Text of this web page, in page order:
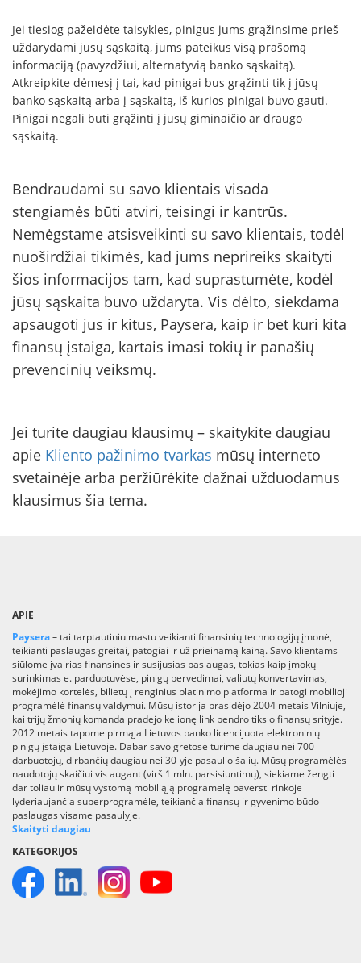
Jei tiesiog pažeidėte taisykles, pinigus jums grąžinsime prieš
uždarydami jūsų sąskaitą, jums pateikus visą prašomą
informaciją (pavyzdžiui, alternatyvią banko sąskaitą).
Atkreipkite dėmesį į tai, kad pinigai bus grąžinti tik į jūsų
banko sąskaitą arba į sąskaitą, iš kurios pinigai buvo gauti.
Pinigai negali būti grąžinti į jūsų giminaičio ar draugo
sąskaitą.
Bendraudami su savo klientais visada
stengiamės būti atviri, teisingi ir kantrūs.
Nemėgstame atsisveikinti su savo klientais, todėl
nuoširdžiai tikimės, kad jums neprireiks skaityti
šios informacijos tam, kad suprastumėte, kodėl
jūsų sąskaita buvo uždaryta. Vis dėlto, siekdama
apsaugoti jus ir kitus, Paysera, kaip ir bet kuri kita
finansų įstaiga, kartais imasi tokių ir panašių
prevencinių veiksmų.
Jei turite daugiau klausimų – skaitykite daugiau
apie Kliento pažinimo tvarkas mūsų interneto
svetainėje arba peržiūrėkite dažnai užduodamus
klausimus šia tema.
APIE
Paysera– tai tarptautiniu mastu veikianti finansinių technologijų įmonė,
teikianti paslaugas greitai, patogiai ir už prieinamą kainą. Savo klientams
siūlome įvairias finansines ir susijusias paslaugas, tokias kaip įmokų
surinkimas e. parduotuvėse, pinigų pervedimai, valiutų konvertavimas,
mokėjimo kortelės, bilietų į renginius platinimo platforma ir patogi mobilioji
programėlė finansų valdymui. Mūsų istorija prasidėjo 2004 metais Vilniuje,
kai trijų žmonių komanda pradėjo kelionę link bendro tikslo finansų srityje.
2012 metais tapome pirmąja Lietuvos banko licencijuota elektroninių
pinigų įstaiga Lietuvoje. Dabar savo gretose turime daugiau nei 700
darbuotojų, dirbančių daugiau nei 30-yje pasaulio šalių. Mūsų programėlės
naudotojų skaičiui vis augant (virš 1 mln. parsisiuntimų), siekiame žengti
dar toliau ir mūsų vystomą mobiliąją programelę paversti rinkoje
lyderiaujančia superprogramėle, teikiančia finansų ir gyvenimo būdo
paslaugas visame pasaulyje.
Skaityti daugiau
KATEGORIJOS